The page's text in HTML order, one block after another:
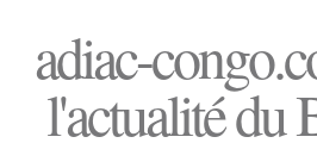
adiac-
l'actualité du